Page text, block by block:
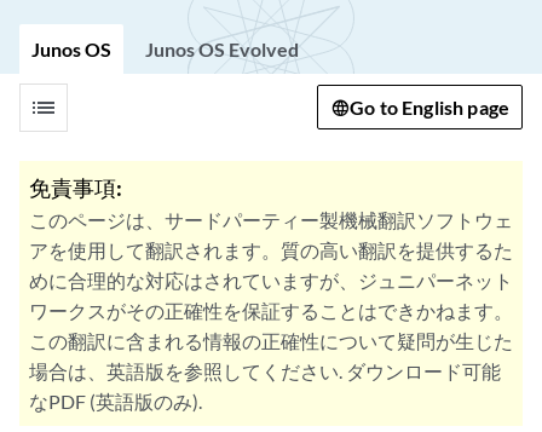
Junos OS Junos OS Evolved
list Go to English page
免責事項:
このページは、サードパーティー製機械翻訳ソフトウェ
アを使用して翻訳されます。質の高い翻訳を提供するた
めに合理的な対応はされていますが、ジュニパーネット
ワークスがその正確性を保証することはできかねます。
この翻訳に含まれる情報の正確性について疑問が生じた
場合は、英語版を参照してください. ダウンロード可能
なPDF (英語版のみ).